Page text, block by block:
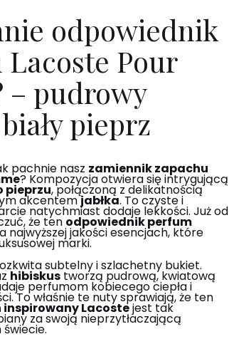
odpowiednik
Lacoste Pour
– pudrowy
pieprz
pachnie nasz zamiennik zapachu
? Kompozycja otwiera się intrygującą
pieprzu, połączoną z delikatnością
akcentemjabłka. To czyste i
natychmiast dodaje lekkości. Już od
że ten odpowiednik perfum
najwyższej jakości esencjach, które
marki.
subtelny i szlachetny bukiet.
hibiskustworzą pudrową, kwiatową
perfumom kobiecego ciepła i
To właśnie te nuty sprawiają, że ten
Lacostejest tak
za swoją nieprzytłaczającą